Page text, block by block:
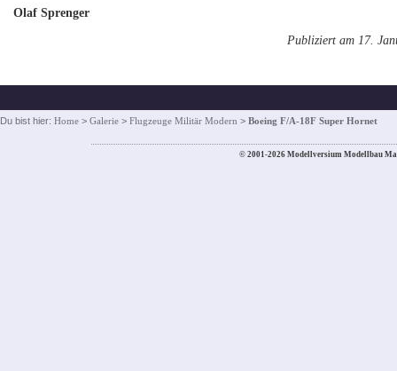
Olaf Sprenger
Publiziert am 17.
Du bist hier: Home > Galerie > Flugzeuge Militär Modern > Boeing F/A-18F Super Hornet
© 2001-2026 Modellversium Modellbau